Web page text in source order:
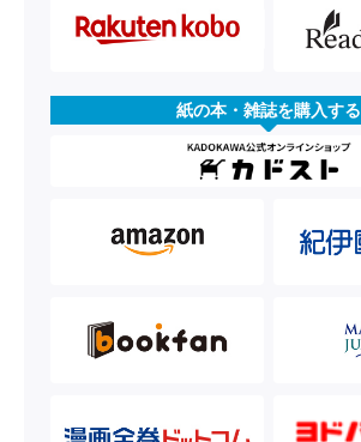
紙の本・雑誌を購入する